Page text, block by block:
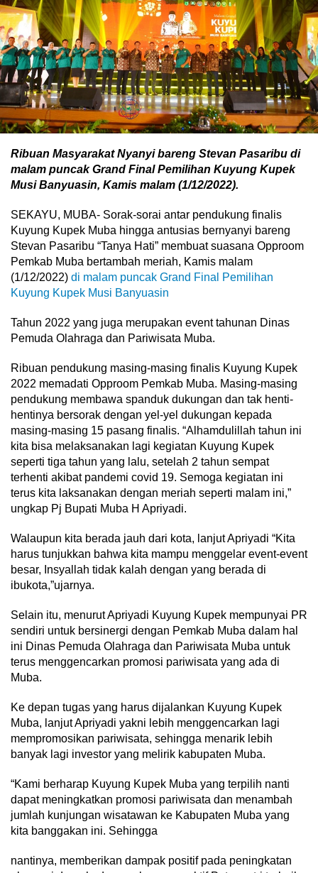
Ribuan Masyarakat Nyanyi bareng Stevan Pasaribu di
malam puncak Grand Final Pemilihan Kuyung Kupek
Musi Banyuasin, Kamis malam (1/12/2022).
SEKAYU, MUBA- Sorak-sorai antar pendukung finalis
Kuyung Kupek Muba hingga antusias bernyanyi bareng
Stevan Pasaribu “Tanya Hati” membuat suasana Opproom
Pemkab Muba bertambah meriah, Kamis malam
(1/12/2022) di malam puncak Grand Final Pemilihan
Kuyung Kupek Musi Banyuasin
Tahun 2022 yang juga merupakan event tahunan Dinas
Pemuda Olahraga dan Pariwisata Muba.
Ribuan pendukung masing-masing finalis Kuyung Kupek
2022 memadati Opproom Pemkab Muba. Masing-masing
pendukung membawa spanduk dukungan dan tak henti-
hentinya bersorak dengan yel-yel dukungan kepada
masing-masing 15 pasang finalis. “Alhamdulillah tahun ini
kita bisa melaksanakan lagi kegiatan Kuyung Kupek
seperti tiga tahun yang lalu, setelah 2 tahun sempat
terhenti akibat pandemi covid 19. Semoga kegiatan ini
terus kita laksanakan dengan meriah seperti malam ini,”
ungkap Pj Bupati Muba H Apriyadi.
Walaupun kita berada jauh dari kota, lanjut Apriyadi “Kita
harus tunjukkan bahwa kita mampu menggelar event-event
besar, Insyallah tidak kalah dengan yang berada di
ibukota,”ujarnya.
Selain itu, menurut Apriyadi Kuyung Kupek mempunyai PR
sendiri untuk bersinergi dengan Pemkab Muba dalam hal
ini Dinas Pemuda Olahraga dan Pariwisata Muba untuk
terus menggencarkan promosi pariwisata yang ada di
Muba.
Ke depan tugas yang harus dijalankan Kuyung Kupek
Muba, lanjut Apriyadi yakni lebih menggencarkan lagi
mempromosikan pariwisata, sehingga menarik lebih
banyak lagi investor yang melirik kabupaten Muba.
“Kami berharap Kuyung Kupek Muba yang terpilih nanti
dapat meningkatkan promosi pariwisata dan menambah
jumlah kunjungan wisatawan ke Kabupaten Muba yang
kita banggakan ini. Sehingga
nantinya, memberikan dampak positif pada peningkatan